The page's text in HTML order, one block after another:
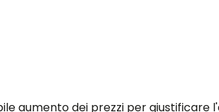
aumento dei prezzi per giustificare